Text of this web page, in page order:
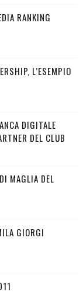
RANKING
L’ESEMPIO
DIGITALE
DEL CLUB
MAGLIA DEL
GIORGI